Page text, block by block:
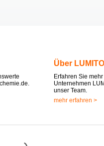
Über
Erfahren Sie
Unternehmen
unser Team.
mehr erfahren >